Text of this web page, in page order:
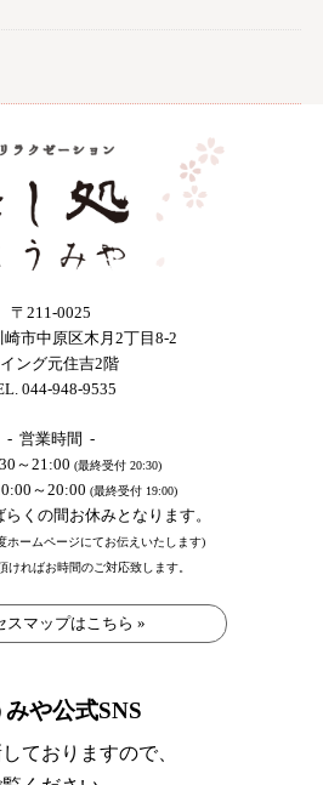
〒211-0025
市中原区木月2丁目8-2
ング元住吉2階
044-948-9535
- 営業時間 -
～21:00 (最終受付 20:30)
～20:00 (最終受付 19:00)
くの間お休みとなります。
ホームページにてお伝えいたします)
ければお時間のご対応致します。
スマップはこちら »
みや公式SNS
ておりますので、